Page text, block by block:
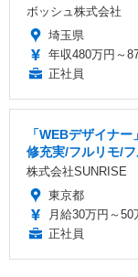
ボッシュ株式会社
埼玉県
年収480万円～
正社員
「WEBデザイナ
修充実/フルリモ/
株式会社SUNRISE
東京都
月給30万円～50
正社員